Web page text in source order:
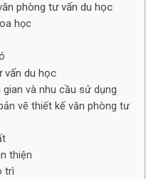
phòng tư vấn du học
học
vấn du học
và nhu cầu sử dụng
vẽ thiết kế văn phòng tư
thiện
trì